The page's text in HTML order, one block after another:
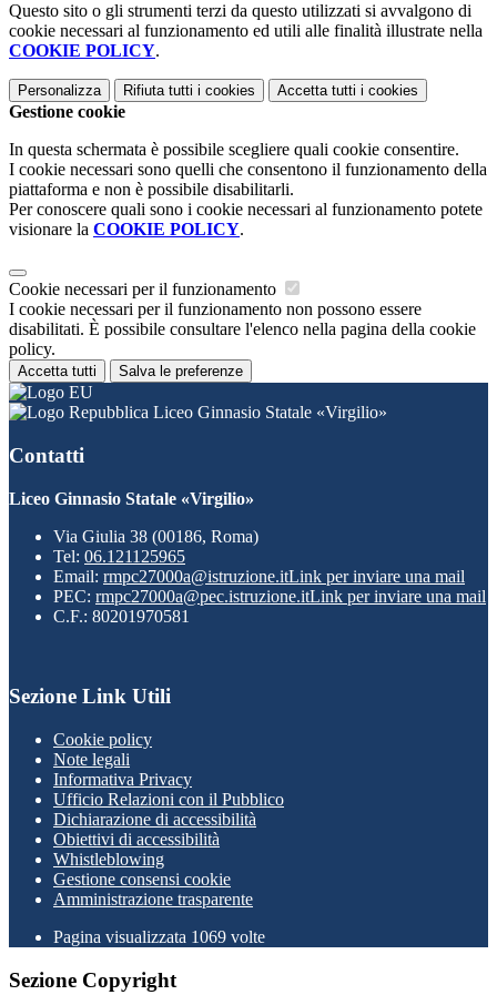
Questo sito o gli strumenti terzi da questo utilizzati si avvalgono di
cookie necessari al funzionamento ed utili alle finalità illustrate nella
COOKIE POLICY.
Personalizza Rifiuta tutti i cookies Accetta tutti i cookies
Gestione cookie
In questa schermata è possibile scegliere quali cookie consentire.
I cookie necessari sono quelli che consentono il funzionamento della
piattaforma e non è possibile disabilitarli.
Per conoscere quali sono i cookie necessari al funzionamento potete
visionare la COOKIE POLICY.
Cookie necessari per il funzionamento
I cookie necessari per il funzionamento non possono essere
disabilitati. È possibile consultare l'elenco nella pagina della cookie
policy.
Accetta tutti Salva le preferenze
Liceo Ginnasio Statale «Virgilio»
Contatti
Liceo Ginnasio Statale «Virgilio»
Via Giulia 38 (00186, Roma)
Tel: 06.121125965
Email: rmpc27000a@istruzione.itLink per inviare una mail
PEC: rmpc27000a@pec.istruzione.itLink per inviare una mail
C.F.: 80201970581
Sezione Link Utili
Cookie policy
Note legali
Informativa Privacy
Ufficio Relazioni con il Pubblico
Dichiarazione di accessibilità
Obiettivi di accessibilità
Whistleblowing
Gestione consensi cookie
Amministrazione trasparente
Pagina visualizzata 1069 volte
Sezione Copyright